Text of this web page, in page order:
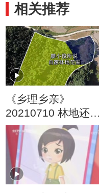
相关推荐
《乡理乡亲》
20210710 林地还是
荒地